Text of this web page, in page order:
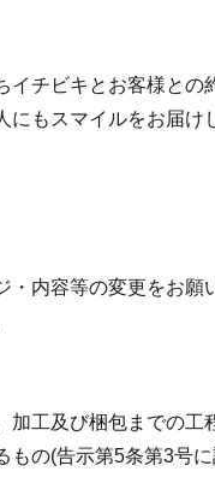
イチビキとお客様との
にもスマイルをお届け
内容等の変更をお願
工及び梱包までの工
もの(告示第5条第3号